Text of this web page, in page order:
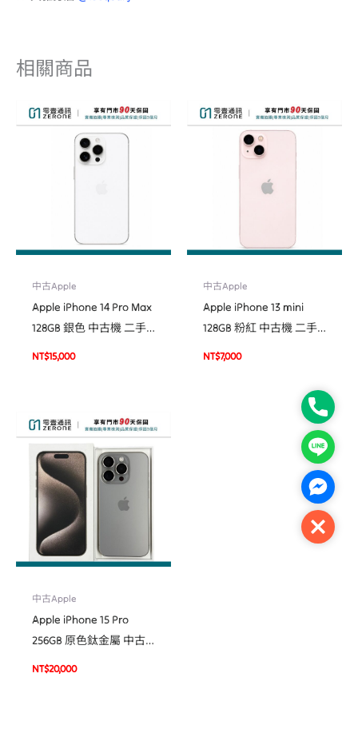
相關商品
中古Apple
Apple iPhone 14 Pro Max
128GB 銀色 中古機 二手
機 福利機 #33696
NT$15,000
中古Apple
Apple iPhone 13 mini
128GB 粉紅 中古機 二手
機 福利機 #32962
NT$7,000
中古Apple
Apple iPhone 15 Pro
256GB 原色鈦金屬 中古
機 二手機 福利機#18426
NT$20,000
Phone
Line
Close